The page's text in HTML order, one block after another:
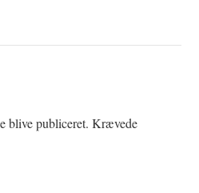
blive publiceret. Krævede